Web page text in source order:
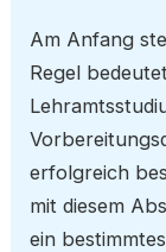
Am Anfang
Regel
erfolgreich
mit diesem
ein